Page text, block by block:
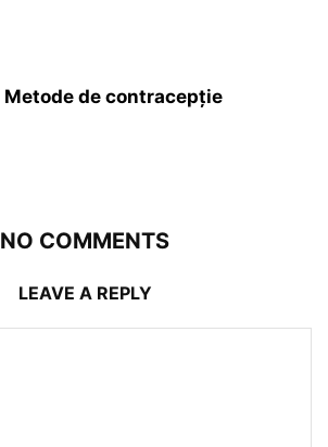
Metode de contracepție
NO COMMENTS
LEAVE A REPLY